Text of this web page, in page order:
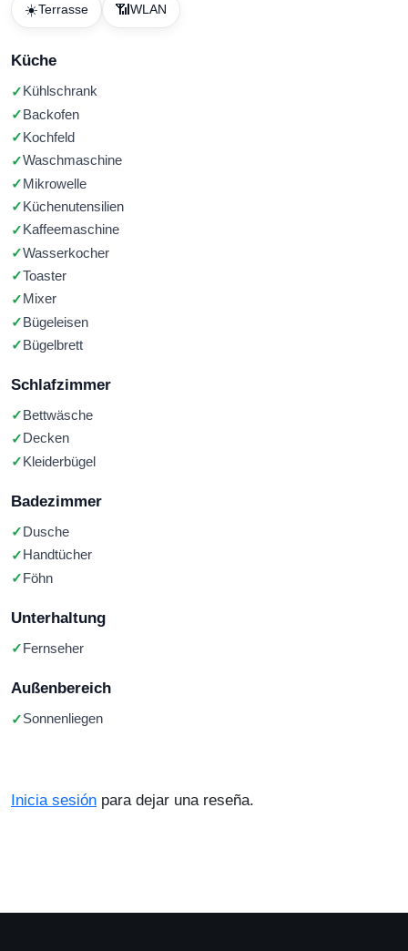
☀️Terrasse 📶 WLAN
Küche
Kühlschrank
Backofen
Kochfeld
Waschmaschine
Mikrowelle
Küchenutensilien
Kaffeemaschine
Wasserkocher
Toaster
Mixer
Bügeleisen
Bügelbrett
Schlafzimmer
Bettwäsche
Decken
Kleiderbügel
Badezimmer
Dusche
Handtücher
Föhn
Unterhaltung
Fernseher
Außenbereich
Sonnenliegen
Inicia sesión para dejar una reseña.